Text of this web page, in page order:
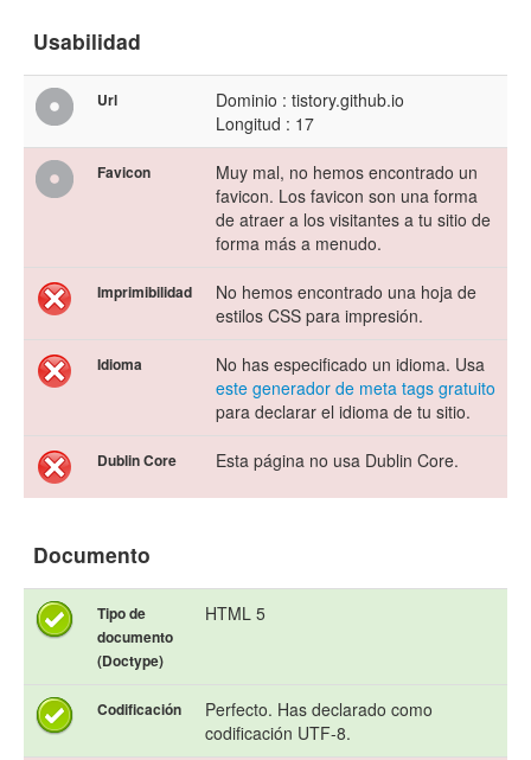
Usabilidad
Url
Dominio : tistory.github.io
Longitud : 17
Favicon
Muy mal, no hemos encontrado un
favicon. Los favicon son una forma
de atraer a los visitantes a tu sitio de
forma más a menudo.
Imprimibilidad
No hemos encontrado una hoja de
estilos CSS para impresión.
Idioma
No has especificado un idioma. Usa
este generador de meta tags gratuito
para declarar el idioma de tu sitio.
Dublin Core Esta página no usa Dublin Core.
Documento
Tipo de
documento
(Doctype)
HTML 5
Codificación
Perfecto. Has declarado como
codificación UTF-8.